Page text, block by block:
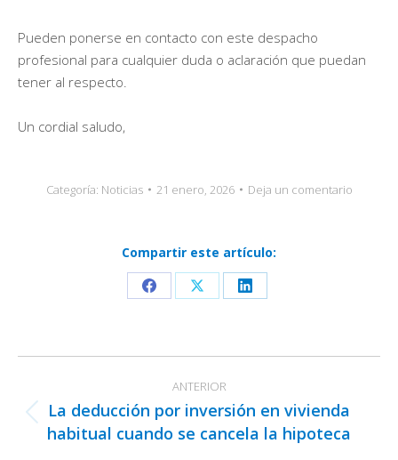
Pueden ponerse en contacto con este despacho
profesional para cualquier duda o aclaración que puedan
tener al respecto.
Un cordial saludo,
Categoría: Noticias 21 enero, 2026 Deja un comentario
Compartir este artículo:
Share
Facebook
Share
X
Share
LinkedIn
entre
publicaciones
ANTERIOR
Publicación
anterior:
La deducción por inversión en vivienda
habitual cuando se cancela la hipoteca